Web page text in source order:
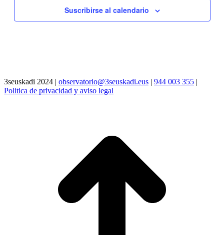
Suscribirse al calendario
3seuskadi 2024 | observatorio@3seuskadi.eus | 944 003 355 |
Politica de privacidad y aviso legal